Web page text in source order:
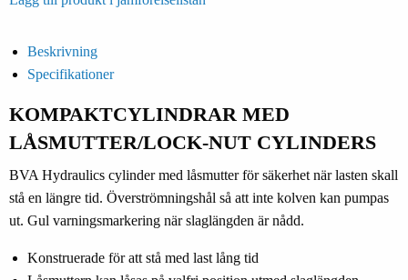
Beskrivning
Specifikationer
KOMPAKTCYLINDRAR MED
LÅSMUTTER/LOCK-NUT CYLINDERS
BVA Hydraulics cylinder med låsmutter för säkerhet när lasten skall
stå en längre tid. Överströmningshål så att inte kolven kan pumpas
ut. Gul varningsmarkering när slaglängden är nådd.
Konstruerade för att stå med last lång tid